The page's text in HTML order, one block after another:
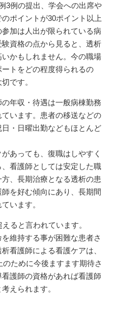
3例の提出、学会への出席や
ポイントが30ポイント以上
加は人出が限られている病
資格の点から見ると、透析
かもしれません。今の職場
トをどの程度得られるの
です。
年収・待遇は一般病棟勤務
います。患者の移送などの
・日曜出勤などもほとんど
あっても、復職はしやすく
看護師としては安定した職
、長期治療となる透析の患
を好む傾向にあり、長期間
います。
ると言われています。
維持する事が困難な患者さ
看護師による看護ケアは、
ために今後ますます期待さ
護師の資格があれば看護師
えられます。